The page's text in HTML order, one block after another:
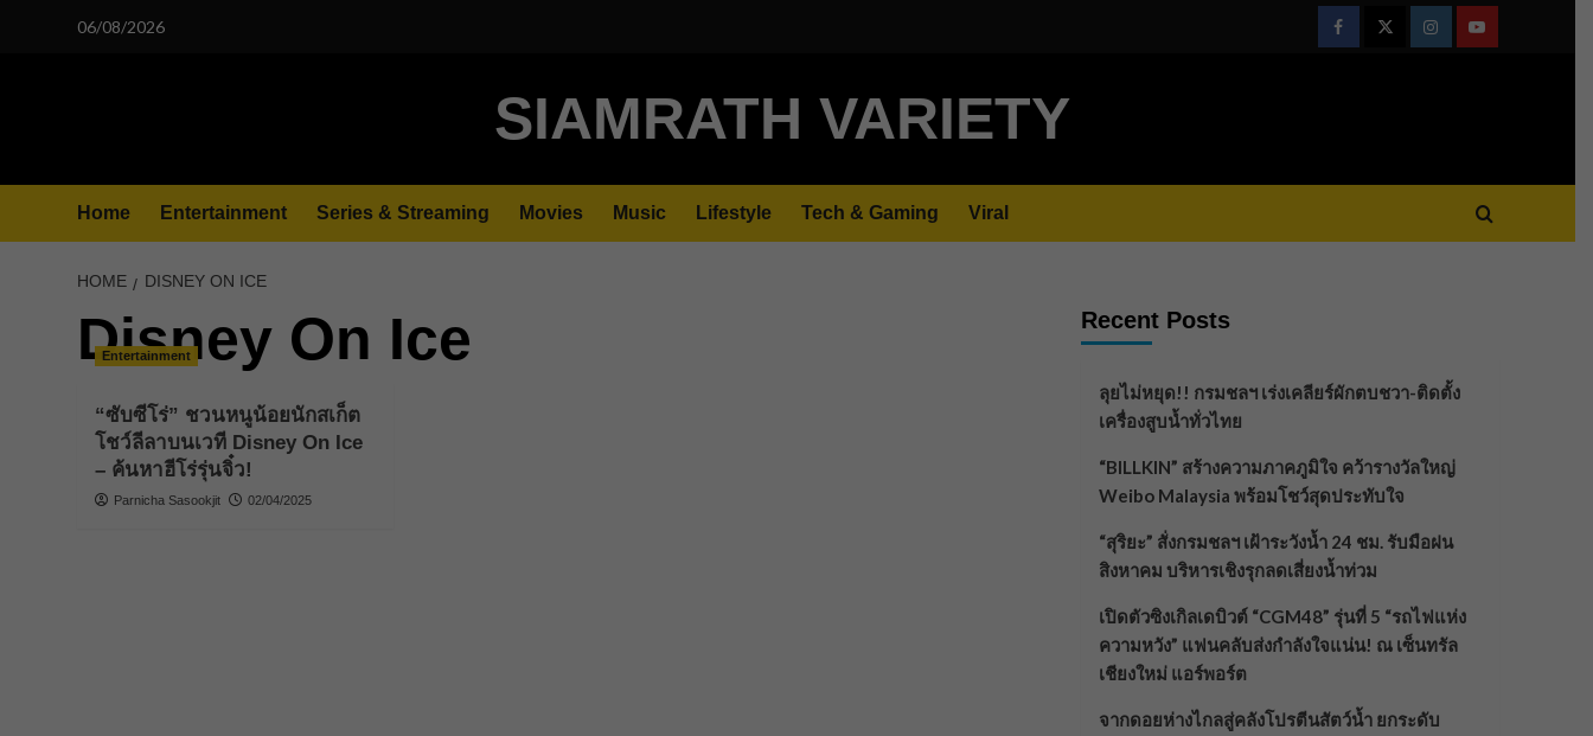
06/08/2026
FacebookTwitterInstagramYoutube
SIAMRATH VARIETY
Home Entertainment Series & Streaming Movies Music Lifestyle Tech & Gaming Viral
HOME DISNEY ON ICE
Disney On Ice
Entertainment
“ซับซีโร่” ชวนหนูน้อยนักสเก็ต
โชว์ลีลาบนเวที Disney On Ice
– ค้นหาฮีโร่รุ่นจิ๋ว!
Parnicha Sasookjit 02/04/2025
Recent Posts
ลุยไม่หยุด!! กรมชลฯ เร่งเคลียร์ผักตบชวา-ติดตั้ง
เครื่องสูบน้ำทั่วไทย
“BILLKIN” สร้างความภาคภูมิใจ คว้ารางวัลใหญ่
Weibo Malaysia พร้อมโชว์สุดประทับใจ
“สุริยะ” สั่งกรมชลฯ เฝ้าระวังน้ำ 24 ชม. รับมือฝน
สิงหาคม บริหารเชิงรุกลดเสี่ยงน้ำท่วม
เปิดตัวซิงเกิลเดบิวต์ “CGM48” รุ่นที่ 5 “รถไฟแห่ง
ความหวัง” แฟนคลับส่งกำลังใจแน่น! ณ เซ็นทรัล
เชียงใหม่ แอร์พอร์ต
จากดอยห่างไกลสู่คลังโปรตีนสัตว์น้ำ ยกระดับ